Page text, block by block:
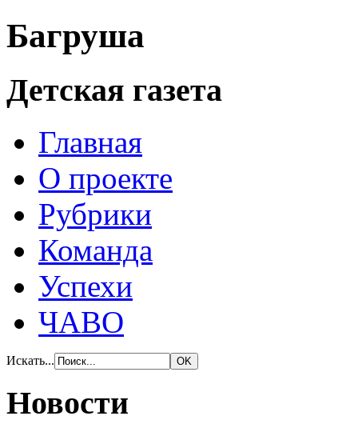
Багруша
Детская газета
Главная
О проекте
Рубрики
Команда
Успехи
ЧАВО
Искать...
Новости